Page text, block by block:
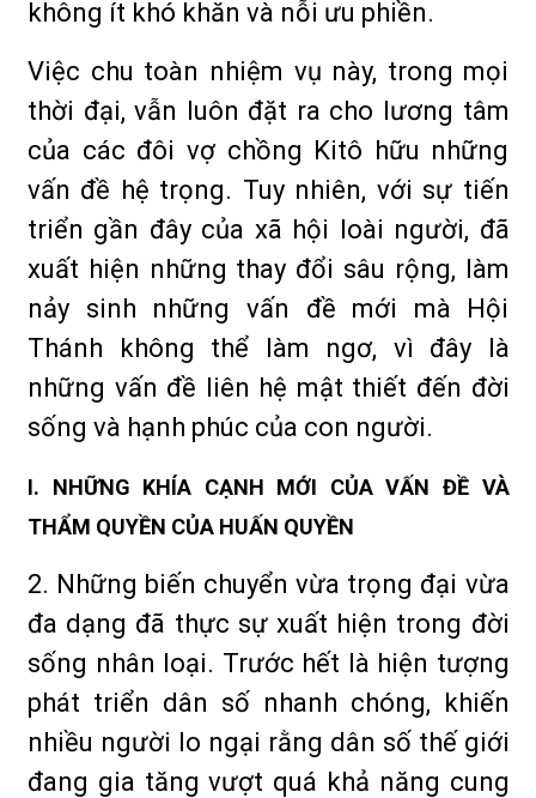
không ít khó khăn và nỗi ưu phiền.
Việc chu toàn nhiệm vụ này, trong mọi
thời đại, vẫn luôn đặt ra cho lương tâm
của các đôi vợ chồng Kitô hữu những
vấn đề hệ trọng. Tuy nhiên, với sự tiến
triển gần đây của xã hội loài người, đã
xuất hiện những thay đổi sâu rộng, làm
nảy sinh những vấn đề mới mà Hội
Thánh không thể làm ngơ, vì đây là
những vấn đề liên hệ mật thiết đến đời
sống và hạnh phúc của con người.
I. NHỮNG KHÍA CẠNH MỚI CỦA VẤN ĐỀ VÀ
THẨM QUYỀN CỦA HUẤN QUYỀN
2. Những biến chuyển vừa trọng đại vừa
đa dạng đã thực sự xuất hiện trong đời
sống nhân loại. Trước hết là hiện tượng
phát triển dân số nhanh chóng, khiến
nhiều người lo ngại rằng dân số thế giới
đang gia tăng vượt quá khả năng cung